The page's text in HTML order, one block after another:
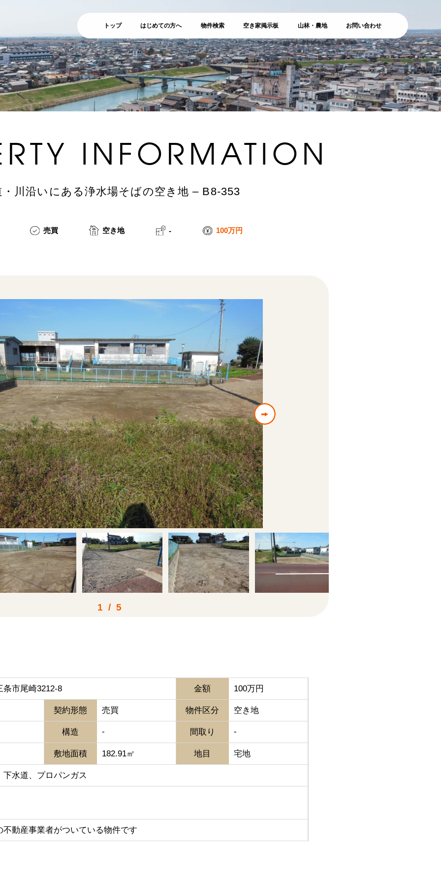
トップ はじめての方へ 物件検索 空き家掲示板 山林・農地 お問い合わせ
INFORMATION
・川沿いにある浄水場そばの空き地 – B8-353
売買 空き地 - 100万円
1 / 5
条市尾崎3212-8 金額 100万円
契約形態 売買 物件区分 空き地
構造 - 間取り -
敷地面積 182.91㎡ 地目 宅地
下水道、プロパンガス
動産事業者がついている物件です